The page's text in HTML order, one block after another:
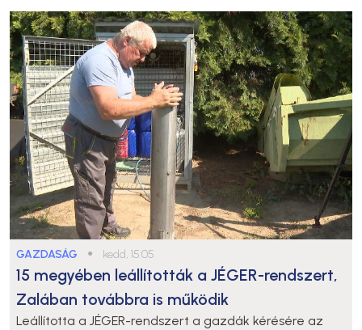
GAZDASÁG ● kedd, 15:05
15 megyében leállították a JÉGER-rendszert,
Zalában továbbra is működik
Leállította a JÉGER-rendszert a gazdák kérésére az